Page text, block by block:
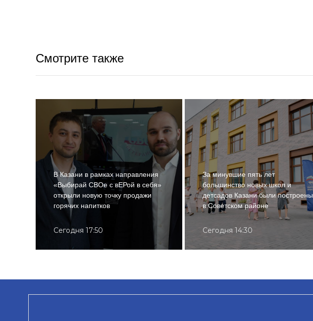
Смотрите также
В Казани в рамках направления
«Выбирай СВОе с вЕРой в себя»
открыли новую точку продажи
горячих напитков
Сегодня 17:50
За минувшие пять лет
большинство новых школ и
детсадов Казани были построены
в Советском районе
Сегодня 14:30